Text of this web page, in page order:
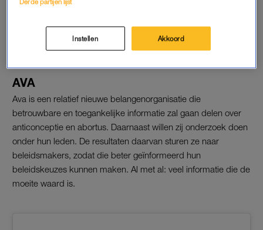
A post shared by Rutgers (@rutgersnl)
AVA
Ava is een relatief nieuwe belangenorganisatie die
betrouwbare en toegankelijke informatie zal gaan delen over
anticonceptie en abortus. Daarnaast willen zij onderzoek doen
onder hun leden. De resultaten daarvan sturen ze naar
beleidsmakers, zodat die beter geïnformeerd hun
beleidskeuzes kunnen maken. Al met al: veel informatie die de
moeite waard is.
Instellen Akkoord